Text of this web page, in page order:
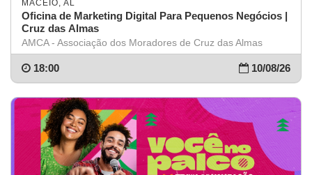
MACEIÓ, AL
Oficina de Marketing Digital Para Pequenos Negócios |
Cruz das Almas
AMCA - Associação dos Moradores de Cruz das Almas
10/08/26
18:00